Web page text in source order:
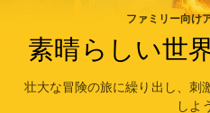
ファミリー向け
素晴らしい世
壮大な冒険の旅に繰り出し、刺
しよ